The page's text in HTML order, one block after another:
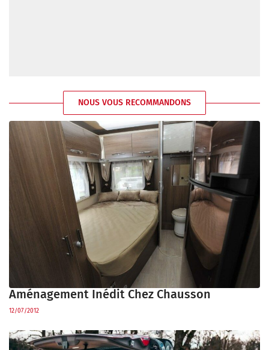
NOUS VOUS RECOMMANDONS
Aménagement Inédit Chez Chausson
12/07/2012